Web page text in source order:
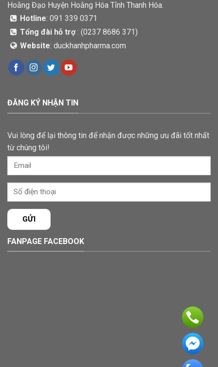
Hoằng Đạo Huyện Hoằng Hóa Tỉnh Thanh Hóa.
Hotline: 091 339 0371
Tổng đài hỗ trợ: (0237 8686 371)
Website: duckhanhpharma.com
ĐĂNG KÝ NHẬN TIN
Vui lòng để lại thông tin để nhận được những ưu đãi tốt nhất
từ chúng tôi!
FANPAGE FACEBOOK